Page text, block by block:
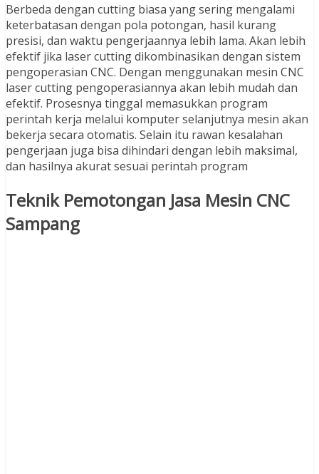
Berbeda dengan cutting biasa yang sering mengalami
keterbatasan dengan pola potongan, hasil kurang
presisi, dan waktu pengerjaannya lebih lama. Akan lebih
efektif jika laser cutting dikombinasikan dengan sistem
pengoperasian CNC. Dengan menggunakan mesin CNC
laser cutting pengoperasiannya akan lebih mudah dan
efektif. Prosesnya tinggal memasukkan program
perintah kerja melalui komputer selanjutnya mesin akan
bekerja secara otomatis. Selain itu rawan kesalahan
pengerjaan juga bisa dihindari dengan lebih maksimal,
dan hasilnya akurat sesuai perintah program
Teknik Pemotongan Jasa Mesin CNC
Sampang